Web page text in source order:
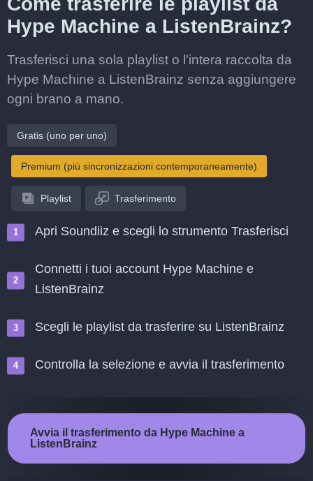
Hype Machine a ListenBrainz?
Trasferisci una sola playlist o l'intera raccolta da
Hype Machine a ListenBrainz senza aggiungere
ogni brano a mano.
Gratis (uno per uno)
Premium (più sincronizzazioni contemporaneamente)
Playlist Trasferimento
Apri Soundiiz e scegli lo strumento Trasferisci
Connetti i tuoi account Hype Machine e
ListenBrainz
Scegli le playlist da trasferire su ListenBrainz
Controlla la selezione e avvia il trasferimento
Avvia il trasferimento da Hype Machine a
ListenBrainz